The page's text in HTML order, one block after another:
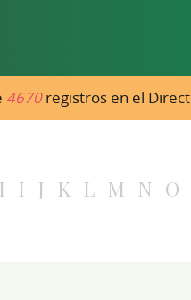
4670registros en el
I J K L M N O